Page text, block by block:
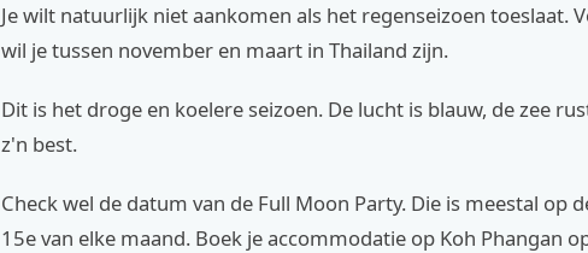
Je wilt natuurlijk niet aankomen als het regenseizoen toeslaat.
wil je tussen november en maart in Thailand zijn.
Dit is het droge en koelere seizoen. De lucht is blauw, de zee
z'n best.
Check wel de datum van de Full Moon Party. Die is meestal op
15e van elke maand. Boek je accommodatie op Koh Phangan